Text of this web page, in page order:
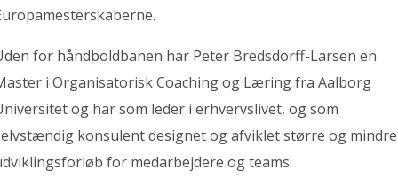
for håndboldbanen har Peter Bredsdorff-Larsen en
i Organisatorisk Coaching og Læring fra Aalborg
og har som leder i erhvervslivet, og som
konsulent designet og afviklet større og mindre
for medarbejdere og teams.